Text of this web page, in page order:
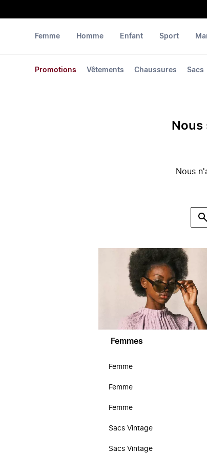
Femme
Promotions Vêtements Chaussures Sacs
Homme Enfant Sport
Nous
Femmes
Femme
Femme
Femme
Sacs Vintage
Sacs Vintage